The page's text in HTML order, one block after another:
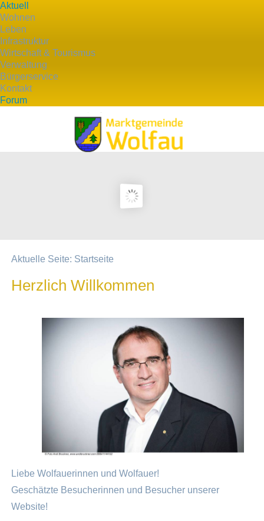
Aktuell
Wohnen
Leben
Infrastruktur
Wirtschaft & Tourismus
Verwaltung
Bürgerservice
Kontakt
Forum
Aktuelle Seite: Startseite
Herzlich Willkommen
Liebe Wolfauerinnen und Wolfauer!
Geschätzte Besucherinnen und Besucher unserer
Website!